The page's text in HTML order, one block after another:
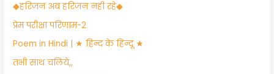
​◆हरिजन अब हरिजन नही रहे◆
प्रेम परीक्षा परिणाम-2
Poem in Hindi | ★ हिन्द के हिन्दू ★
तभी साथ चलिये,,